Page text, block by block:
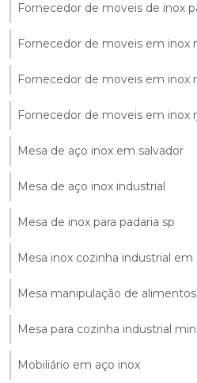
Fornecedor de moveis de inox
Fornecedor de moveis em inox
Fornecedor de moveis em inox
Fornecedor de moveis em inox
Mesa de aço inox em salvador
Mesa de aço inox industrial
Mesa de inox para padaria sp
Mesa inox cozinha industrial em
Mesa manipulação de
Mesa para cozinha industrial
Mobiliário em aço inox